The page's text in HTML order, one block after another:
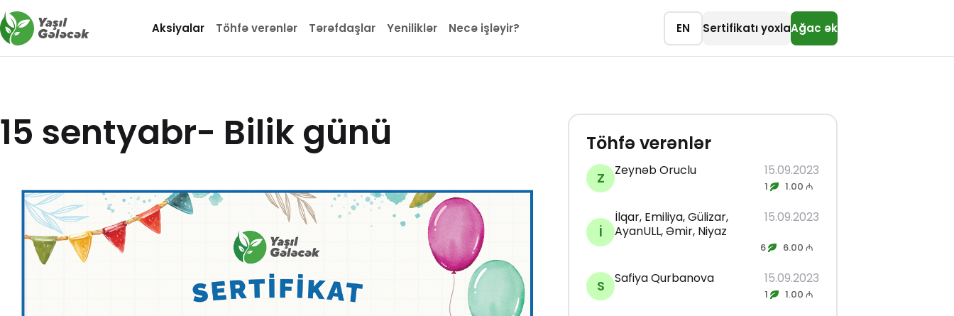
Aksiyalar Töhfə verənlər Tərəfdaşlar Yeniliklər Necə işləyir? EN Sertifikatı yoxlaAğac ək
15 sentyabr- Bilik günü Töhfə verənlər
Z Zeynəb Oruclu 15.09.2023
1 1.00 ₼
İ
İlqar, Emiliya, Gülizar,
AyanULL, Əmir, Niyaz
15.09.2023
6 6.00 ₼
S Safiya Qurbanova 15.09.2023
1 1.00 ₼